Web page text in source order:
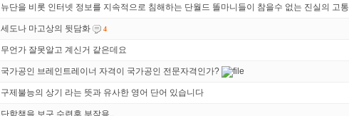
뉴단을 비롯 인터넷 정보를 지속적으로 침해하는 단월드 똘마니들이 참을수 없는 진실의 고통
세도나 마고상의 뒷담화 4
무언가 잘못알고 계신거 같은데요
국가공인 브레인트레이너 자격이 국가공인 전문자격인가?
구제불능의 상기 라는 뜻과 유사한 영어 단어 있습니다
단학책을 보구 수련후 부작용..